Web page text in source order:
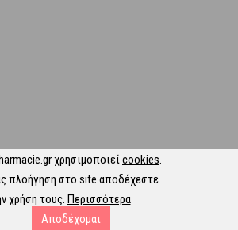
χρησιμοποιείcookies.
πλοήγηση στο site αποδέχεστε
χρήση τους. Περισσότερα
Αποδέχομαι